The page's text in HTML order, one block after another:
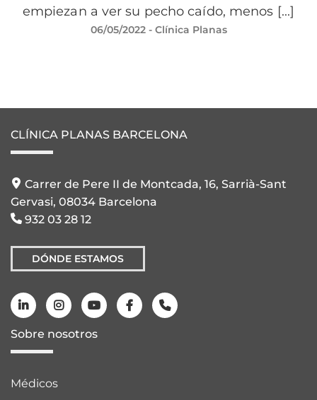
empiezan a ver su pecho caído, menos [...]
06/05/2022- Clínica Planas
CLÍNICA PLANAS BARCELONA
Carrer de Pere II de Montcada, 16, Sarrià-Sant
Gervasi, 08034 Barcelona
932 03 28 12
DÓNDE ESTAMOS
Sobre nosotros
Médicos